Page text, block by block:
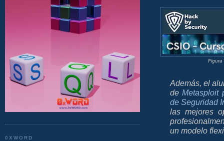
0XWORD
Además, el
deMetasploit
de Seguridad
las mejores
un modelo